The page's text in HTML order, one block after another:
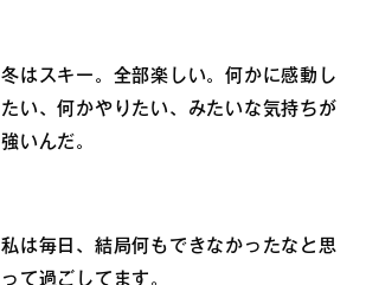
冬はスキー。全部楽しい。何かに感動し
たい、何かやりたい、みたいな気持ちが
強いんだ。
私は毎日、結局何もできなかったなと思
って過ごしてます。